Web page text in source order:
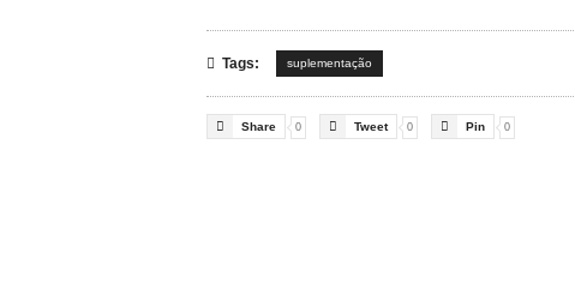
 Tags: suplementação
 Share 0  Tweet 0  Pin 0